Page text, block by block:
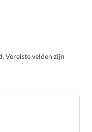
Vereiste velden zijn